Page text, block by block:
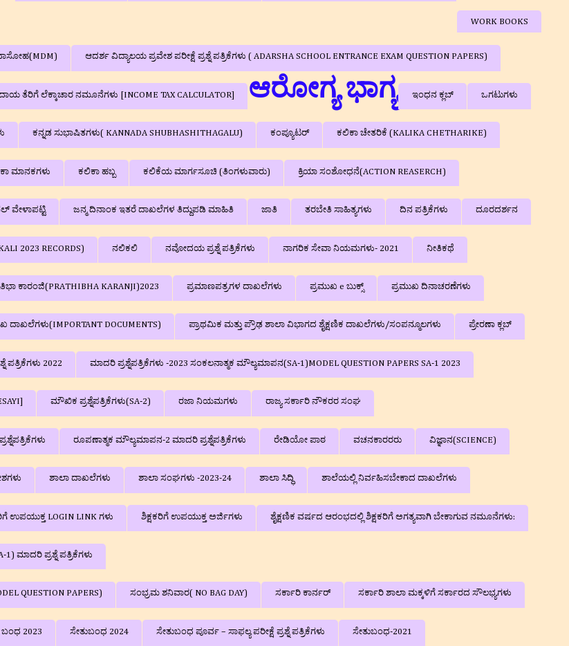
WORK BOOKS
ಆದರ್ಶ ವಿದ್ಯಾಲಯ ಪ್ರವೇಶ ಪರೀಕ್ಷೆ ಪ್ರಶ್ನೆ ಪತ್ರಿಕೆಗಳು ( ADARSHA SCHOOL ENTRANCE EXAM QUESTION PAPERS)
ತೆರಿಗೆ ಲೆಕ್ಕಾಚಾರ ನಮೂನೆಗಳು [INCOME TAX CALCULATOR] ಆರೋಗ್ಯ ಭಾಗ್ಯ ಇಂಧನ ಕ್ಲಬ್‌ ಒಗಟುಗಳು
ಕನ್ನಡ ಸುಭಾಷಿತಗಳು( KANNADA SHUBHASHITHAGALU) ಕಂಪ್ಯೂಟರ್ ಕಲಿಕಾ ಚೇತರಿಕೆ (KALIKA CHETHARIKE)
ಮಾನಕಗಳು ಕಲಿಕಾ ಹಬ್ಬ ಕಲಿಕೆಯ ಮಾರ್ಗಸೂಚಿ (ತಿಂಗಳುವಾರು) ಕ್ರಿಯಾ ಸಂಶೋಧನೆ(ACTION REASERCH)
ವೇಳಾಪಟ್ಟಿ ಜನ್ಮ ದಿನಾಂಕ ಇತರೆ ದಾಖಲೆಗಳ ತಿದ್ದುಪಡಿ ಮಾಹಿತಿ ಜಾತಿ ತರಬೇತಿ ಸಾಹಿತ್ಯಗಳು ದಿನ ಪತ್ರಿಕೆಗಳು ದೂರದರ್ಶನ
2023 RECORDS) ನಲಿಕಲಿ ನವೋದಯ ಪ್ರಶ್ನೆ ಪತ್ರಿಕೆಗಳು ನಾಗರಿಕ ಸೇವಾ ನಿಯಮಗಳು- 2021 ನೀತಿಕಥೆ
ಕಾರಂಜಿ(PRATHIBHA KARANJI)2023 ಪ್ರಮಾಣಪತ್ರಗಳ ದಾಖಲೆಗಳು ಪ್ರಮುಖ e ಬುಕ್ಸ್ ಪ್ರಮುಖ ದಿನಾಚರಣೆಗಳು
ದಾಖಲೆಗಳು(IMPORTANT DOCUMENTS) ಪ್ರಾಥಮಿಕ ಮತ್ತು ಪ್ರೌಢ ಶಾಲಾ ವಿಭಾಗದ ಶೈಕ್ಷಣಿಕ ದಾಖಲೆಗಳು/ಸಂಪನ್ಮೂಲಗಳು ಪ್ರೇರಣಾ ಕ್ಲಬ್
ಪತ್ರಿಕೆಗಳು 2022 ಮಾದರಿ ಪ್ರಶ್ನೆಪತ್ರಿಕೆಗಳು -2023 ಸಂಕಲನಾತ್ಮಕ ಮೌಲ್ಯಮಾಪನ(SA-1)MODEL QUESTION PAPERS SA-1 2023
ಮೌಖಿಕ ಪ್ರಶ್ನೆಪತ್ರಿಕೆಗಳು(SA-2) ರಜಾ ನಿಯಮಗಳು ರಾಜ್ಯ ಸರ್ಕಾರಿ ನೌಕರರ ಸಂಘ
ರೂಪಣಾತ್ಮಕ ಮೌಲ್ಯಮಾಪನ-2 ಮಾದರಿ ಪ್ರಶ್ನೆಪತ್ರಿಕೆಗಳು ರೇಡಿಯೋ ಪಾಠ ವಚನಕಾರರರು ವಿಜ್ಞಾನ(SCIENCE)
ಶಾಲಾ ದಾಖಲೆಗಳು ಶಾಲಾ ಸಂಘಗಳು -2023-24 ಶಾಲಾ ಸಿದ್ಧಿ ಶಾಲೆಯಲ್ಲಿ ನಿರ್ವಹಿಸಬೇಕಾದ ದಾಖಲೆಗಳು
ಉಪಯುಕ್ತ LOGIN LINK ಗಳು ಶಿಕ್ಷಕರಿಗೆ ಉಪಯುಕ್ತ ಅರ್ಜಿಗಳು ಶೈಕ್ಷಣಿಕ ವರ್ಷದ ಆರಂಭದಲ್ಲಿ ಶಿಕ್ಷಕರಿಗೆ ಅಗತ್ಯವಾಗಿ ಬೇಕಾಗುವ ನಮೂನೆಗಳು:
ಮಾದರಿ ಪ್ರಶ್ನೆ ಪತ್ರಿಕೆಗಳು
QUESTION PAPERS) ಸಂಭ್ರಮ ಶನಿವಾರ( NO BAG DAY) ಸರ್ಕಾರಿ ಕಾರ್ನರ್ ಸರ್ಕಾರಿ ಶಾಲಾ ಮಕ್ಕಳಿಗೆ ಸರ್ಕಾರದ ಸೌಲಭ್ಯಗಳು
ಬಂಧ 2023 ಸೇತುಬಂಧ 2024 ಸೇತುಬಂಧ ಪೂರ್ವ – ಸಾಫಲ್ಯ ಪರೀಕ್ಷೆ ಪ್ರಶ್ನೆ ಪತ್ರಿಕೆಗಳು ಸೇತುಬಂಧ-2021